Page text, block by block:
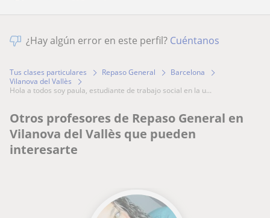
¿Hay algún error en este perfil? Cuéntanos
Tus clases particulares Repaso General
Barcelona
Vilanova del Vallès
hola a todos soy paula, estudiante de trabajo social en la u...
Otros profesores de Repaso General en
Vilanova del Vallès que pueden
interesarte